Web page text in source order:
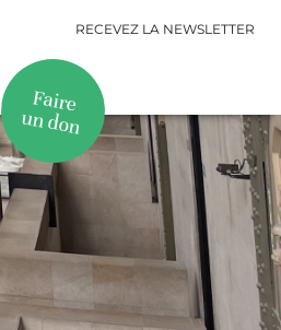
RECEVEZ LA NEWSLETTER
Faire
un don